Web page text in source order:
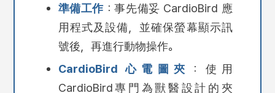
準備工作：事先備妥 CardioBird 應
用程式及設備，並確保螢幕顯示訊
號後，再進行動物操作。
CardioBird 心電圖夾
：使用
CardioBird專門為獸醫設計的夾